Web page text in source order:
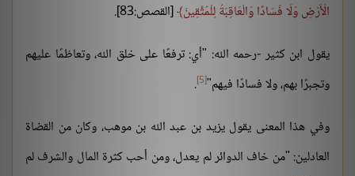
الْأَرْضِ وَلَا فَسَادًا وَالْعَاقِبَةُ لِلْمُتَّقِينَ [القصص:83].
يقول ابن كثير -رحمه الله: "أي: ترفعًا على خلق الله، وتعاظمًا عليهم
وتجبرًا بهم، ولا فسادًا فيهم"[5]
.
وفي هذا المعنى يقول يزيد بن عبد الله بن موهب، وكان من القضاة
العادلين: "من خاف الدوائر لم يعدل، ومن أحب كثرة المال والشرف لم